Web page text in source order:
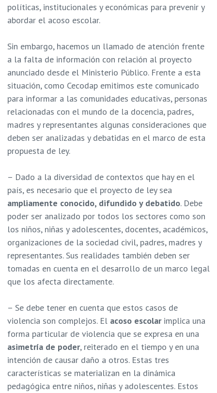
políticas, institucionales y económicas para prevenir y
abordar el acoso escolar.
Sin embargo, hacemos un llamado de atención frente
a la falta de información con relación al proyecto
anunciado desde el Ministerio Público. Frente a esta
situación, como Cecodap emitimos este comunicado
para informar a las comunidades educativas, personas
relacionadas con el mundo de la docencia, padres,
madres y representantes algunas consideraciones que
deben ser analizadas y debatidas en el marco de esta
propuesta de ley.
– Dado a la diversidad de contextos que hay en el
país, es necesario que el proyecto de ley sea
ampliamente conocido, difundido y debatido. Debe
poder ser analizado por todos los sectores como son
los niños, niñas y adolescentes, docentes, académicos,
organizaciones de la sociedad civil, padres, madres y
representantes. Sus realidades también deben ser
tomadas en cuenta en el desarrollo de un marco legal
que los afecta directamente.
– Se debe tener en cuenta que estos casos de
violencia son complejos. El acoso escolarimplica una
forma particular de violencia que se expresa en una
asimetría de poder, reiterado en el tiempo y en una
intención de causar daño a otros. Estas tres
características se materializan en la dinámica
pedagógica entre niños, niñas y adolescentes. Estos